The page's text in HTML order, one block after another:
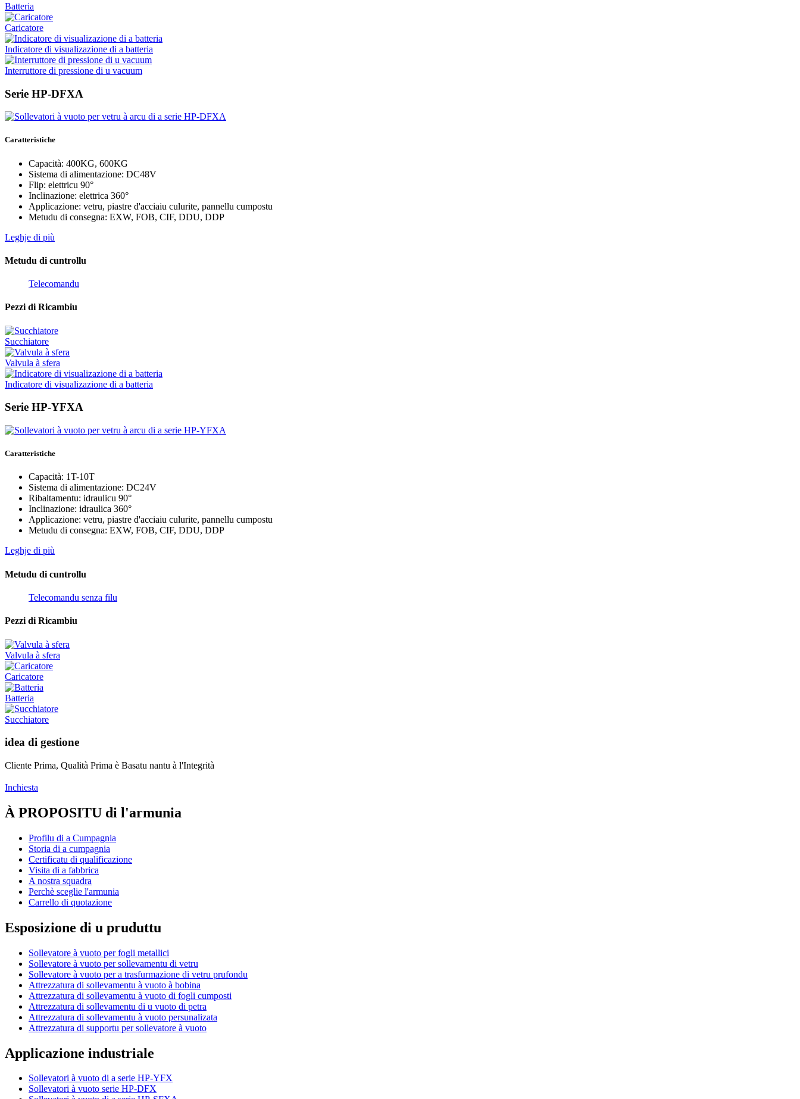
Batteria
Caricatore
Indicatore di visualizazione di a batteria
Interruttore di pressione di u vacuum
Serie HP-DFXA
Caratteristiche
Capacità: 400KG, 600KG
Sistema di alimentazione: DC48V
Flip: elettricu 90°
Inclinazione: elettrica 360°
Applicazione: vetru, piastre d'acciaiu culurite, pannellu cumpostu
Metudu di consegna: EXW, FOB, CIF, DDU, DDP
Leghje di più
Metudu di cuntrollu
Telecomandu
Pezzi di Ricambiu
Succhiatore
Valvula à sfera
Indicatore di visualizazione di a batteria
Serie HP-YFXA
Caratteristiche
Capacità: 1T-10T
Sistema di alimentazione: DC24V
Ribaltamentu: idraulicu 90°
Inclinazione: idraulica 360°
Applicazione: vetru, piastre d'acciaiu culurite, pannellu cumpostu
Metudu di consegna: EXW, FOB, CIF, DDU, DDP
Leghje di più
Metudu di cuntrollu
Telecomandu senza filu
Pezzi di Ricambiu
Valvula à sfera
Caricatore
Batteria
Succhiatore
idea di gestione
Cliente Prima, Qualità Prima è Basatu nantu à l'Integrità
Inchiesta
À PROPOSITU di l'armunia
Profilu di a Cumpagnia
Storia di a cumpagnia
Certificatu di qualificazione
Visita di a fabbrica
A nostra squadra
Perchè sceglie l'armunia
Carrello di quotazione
Esposizione di u pruduttu
Sollevatore à vuoto per fogli metallici
Sollevatore à vuoto per sollevamentu di vetru
Sollevatore à vuoto per a trasfurmazione di vetru prufondu
Attrezzatura di sollevamentu à vuoto à bobina
Attrezzatura di sollevamentu à vuoto di fogli cumposti
Attrezzatura di sollevamentu di u vuoto di petra
Attrezzatura di sollevamentu à vuoto persunalizata
Attrezzatura di supportu per sollevatore à vuoto
Applicazione industriale
Sollevatori à vuoto di a serie HP-YFX
Sollevatori à vuoto serie HP-DFX